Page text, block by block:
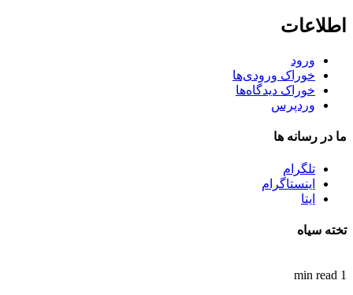
اطلاعات
ورود
خوراک ورودی‌ها
خوراک دیدگاه‌ها
وردپرس
ما در رسانه ها
تلگرام
اینستاگرام
ایتا
تخته سیاه
1 min read